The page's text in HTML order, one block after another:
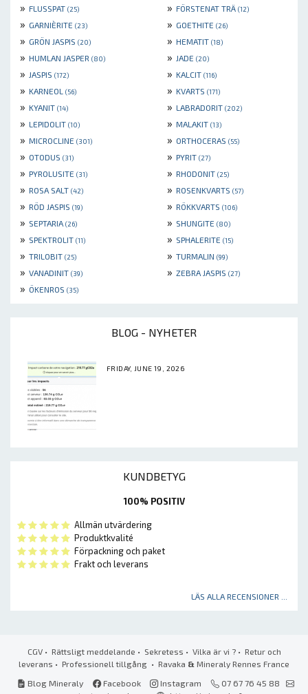
» FLUSSPAT (25) » FÖRSTENAT TRÄ (12)
» GARNIÈRITE (23) » GOETHITE (26)
» GRÖN JASPIS (20) » HEMATIT (18)
» HUMLAN JASPER (80) » JADE (20)
» JASPIS (172) » KALCIT (116)
» KARNEOL (56) » KVARTS (171)
» KYANIT (14) » LABRADORIT (202)
» LEPIDOLIT (10) » MALAKIT (13)
» MICROCLINE (301) » ORTHOCERAS (55)
» OTODUS (31) » PYRIT (27)
» PYROLUSITE (31) » RHODONIT (25)
» ROSA SALT (42) » ROSENKVARTS (57)
» RÖD JASPIS (19) » RÖKKVARTS (106)
» SEPTARIA (26) » SHUNGITE (80)
» SPEKTROLIT (11) » SPHALERITE (15)
» TRILOBIT (25) » TURMALIN (99)
» VANADINIT (39) » ZEBRA JASPIS (27)
» ÖKENROS (35)
BLOG - NYHETER
FRIDAY, JUNE 19, 2026
KUNDBETYG
100% POSITIV
Allmän utvärdering
Produktkvalité
Förpackning och paket
Frakt och leverans
LÄS ALLA RECENSIONER ...
CGV• Rättsligt meddelande • Sekretess • Vilka är vi ?• Retur och
leverans • Professionell tillgång • Ravaka & Mineraly Rennes France
Blog Mineraly
Facebook Instagram
07 67 76 45 88